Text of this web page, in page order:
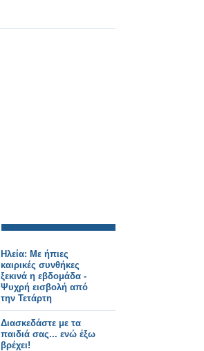
Ηλεία: Με ήπιες
καιρικές συνθήκες
ξεκινά η εβδομάδα -
Ψυχρή εισβολή από
την Τετάρτη
Διασκεδάστε με τα
παιδιά σας... ενώ έξω
βρέχει!